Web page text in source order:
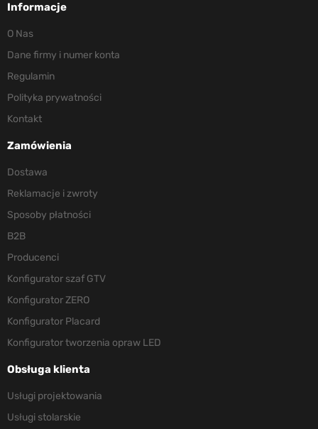
Informacje
O Nas
Dane firmy i numer konta
Regulamin
Polityka prywatności
Kontakt
Zamówienia
Dostawa
Reklamacje i zwroty
Sposoby płatności
B2B
Producenci
Konfigurator szaf GTV
Konfigurator ZERO
Konfigurator Placard
Konfigurator tworzenia opraw LED
Obsługa klienta
Usługi projektowania
Usługi stolarskie